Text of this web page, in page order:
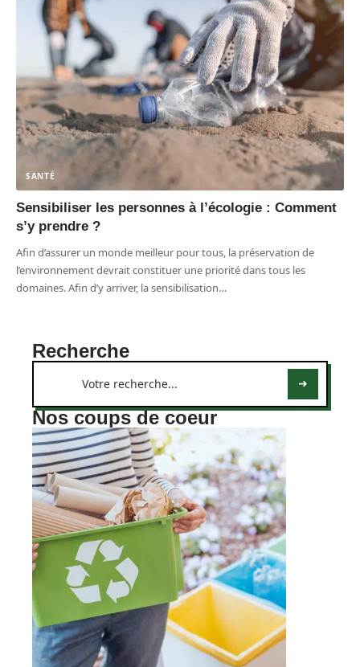
SANTÉ
Sensibiliser les personnes à l’écologie : Comment
s’y prendre ?
Afin d’assurer un monde meilleur pour tous, la préservation de
l’environnement devrait constituer une priorité dans tous les
domaines. Afin d’y arriver, la sensibilisation…
Recherche
Nos coups de coeur